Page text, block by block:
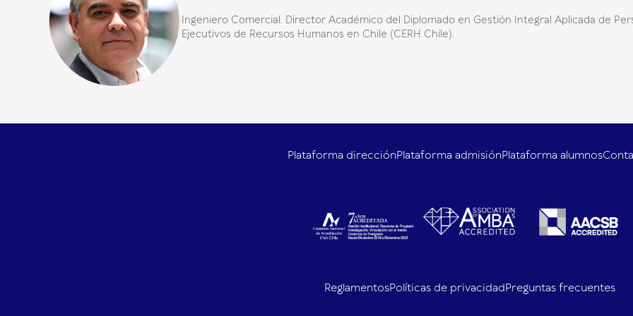
Ingeniero Comercial. Director Académico del Diplomado en Gestión Integral Aplicada de
Ejecutivos de Recursos Humanos en Chile (CERH Chile).
Plataforma direcciónPlataforma admisiónPlataforma alumnos
ReglamentosPolíticas de privacidadPreguntas frecuentes